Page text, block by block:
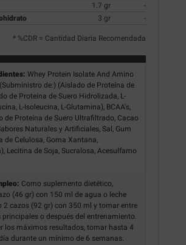
1.7 gr
-
3 gr -
* %CDR = Cantidad Diaria Recomendada
Whey Protein Isolate And Amino
de:) (Aislado de Proteína de
de Proteína de Suero Hidrolizada, L-
L-Isoleucina, L-Glutamina), BCAA's,
de Proteína de Suero Ultrafiltrado, Cacao
Naturales y Artificiales, Sal, Gum
de Celulosa, Goma Xantana,
Lecitina de Soja, Sucralosa, Acesulfamo
Como suplemento dietético,
(46 gr) con 150 ml de agua o leche
2 cazos (92 gr) con 350 ml y tomar entre
o después del entrenamiento.
los máximos resultados, tomar hasta 4
durante un mínimo de 6 semanas.